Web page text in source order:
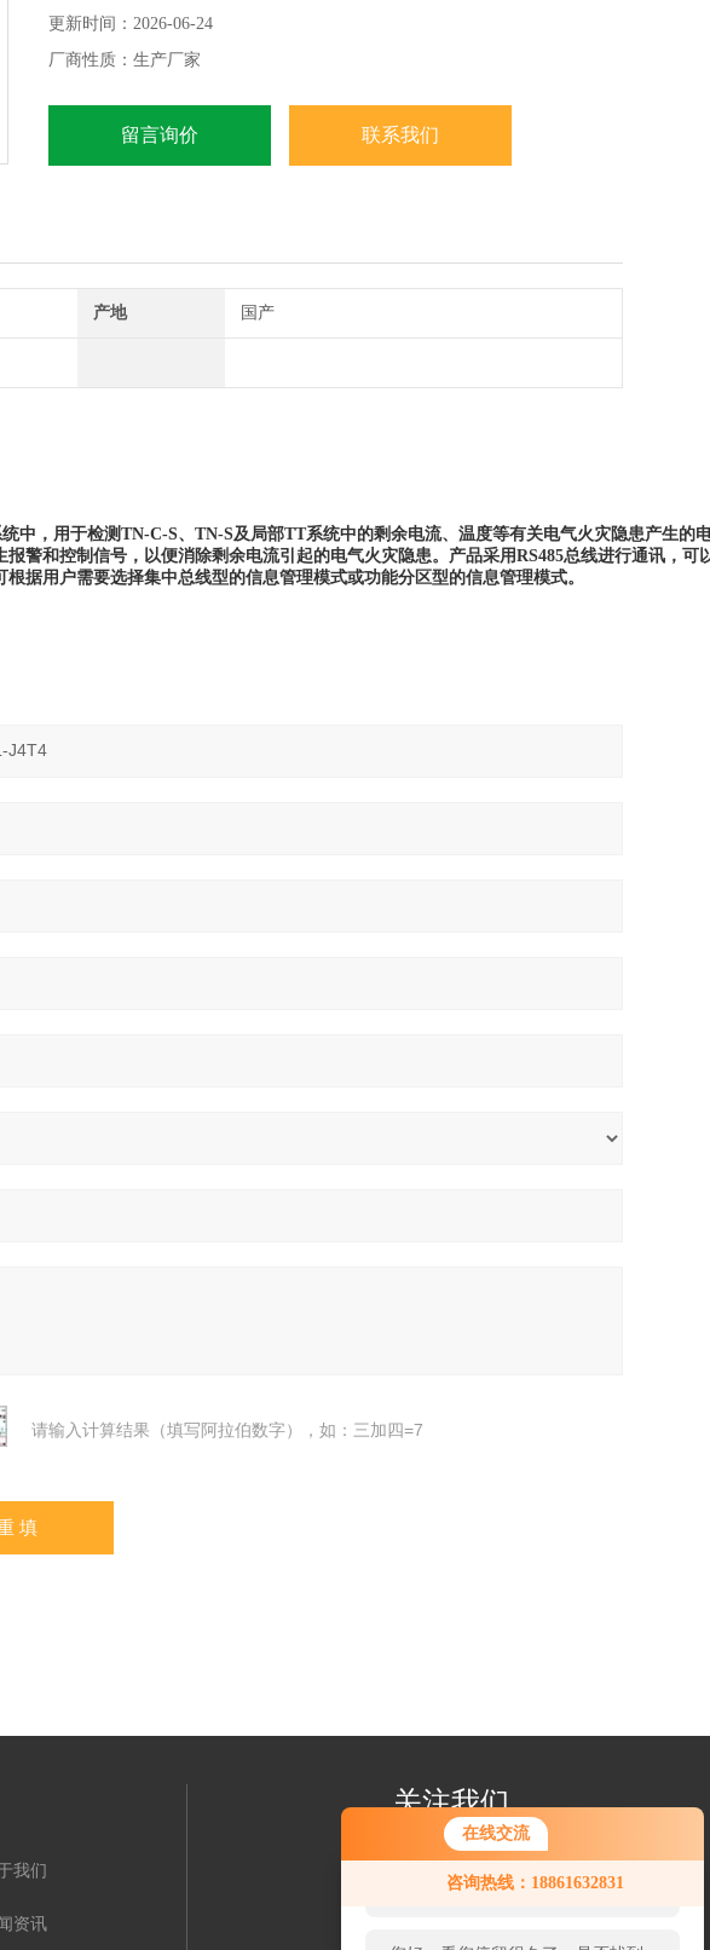
在线交流
咨询热线：18861632831
您好！欢迎前来咨询，很高兴为您
服务，请问您要咨询什么问题呢？
更新时间：2026-06-24
厂商性质：生产厂家
留言询价 联系我们
产地 国产
中，用于检测TN-C-S、TN-S及局部TT系统中的剩余电流、温度等有关电气火灾隐患产生的
警和控制信号，以便消除剩余电流引起的电气火灾隐患。产品采用RS485总线进行通讯，可
据用户需要选择集中总线型的信息管理模式或功能分区型的信息管理模式。
请输入计算结果（填写阿拉伯数字），如：三加四=7
我们
资讯
关注我们